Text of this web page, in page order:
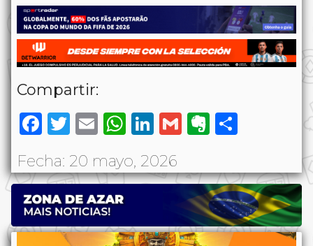
Compartir:
Facebook
Twitter
EmailWhatsApp
LinkedIn
GmailEvernote
Fecha: 20 mayo, 2026